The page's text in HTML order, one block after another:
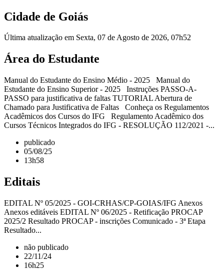
Cidade de Goiás
Última atualização em Sexta, 07 de Agosto de 2026, 07h52
Área do Estudante
Manual do Estudante do Ensino Médio - 2025 Manual do
Estudante do Ensino Superior - 2025 Instruções PASSO-A-
PASSO para justificativa de faltas TUTORIAL Abertura de
Chamado para Justificativa de Faltas Conheça os Regulamentos
Acadêmicos dos Cursos do IFG Regulamento Acadêmico dos
Cursos Técnicos Integrados do IFG - RESOLUÇÃO 112/2021 -...
publicado
05/08/25
13h58
Editais
EDITAL Nº 05/2025 - GOI-CRHAS/CP-GOIAS/IFG Anexos
Anexos editáveis EDITAL Nº 06/2025 - Retificação PROCAP
2025/2 Resultado PROCAP - inscrições Comunicado - 3ª Etapa
Resultado...
não publicado
22/11/24
16h25